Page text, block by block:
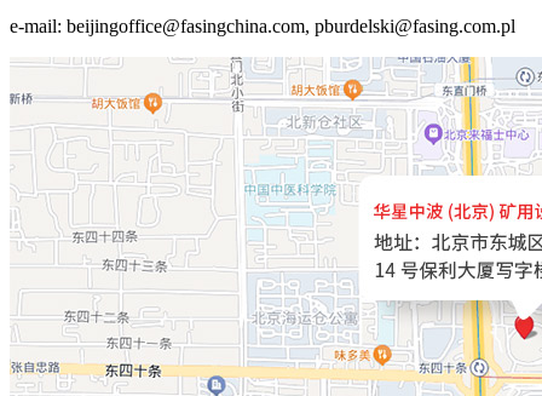
e-mail: beijingoffice@fasingchina.com, pburdelski@fasing.com.pl